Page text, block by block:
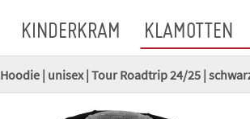
KINDERKRAM KLAMOTTEN
Hoodie | unisex | Tour Roadtrip 24/25 |